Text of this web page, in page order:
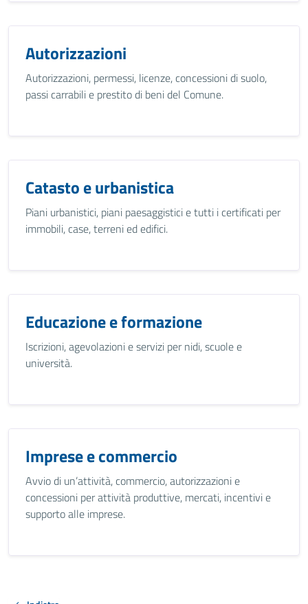
Autorizzazioni
Autorizzazioni, permessi, licenze, concessioni di suolo,
passi carrabili e prestito di beni del Comune.
Catasto e urbanistica
Piani urbanistici, piani paesaggistici e tutti i certificati per
immobili, case, terreni ed edifici.
Educazione e formazione
Iscrizioni, agevolazioni e servizi per nidi, scuole e
università.
Imprese e commercio
Avvio di un’attività, commercio, autorizzazioni e
concessioni per attività produttive, mercati, incentivi e
supporto alle imprese.